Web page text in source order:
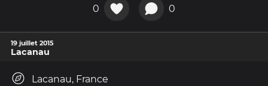
0 0
19 juillet 2015
Lacanau
Lacanau, France